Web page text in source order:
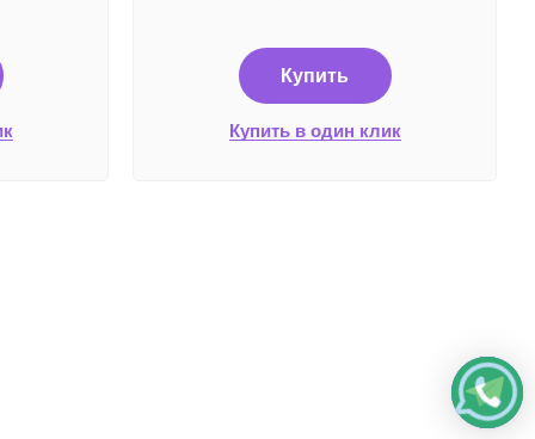
Купить
Купить в один клик